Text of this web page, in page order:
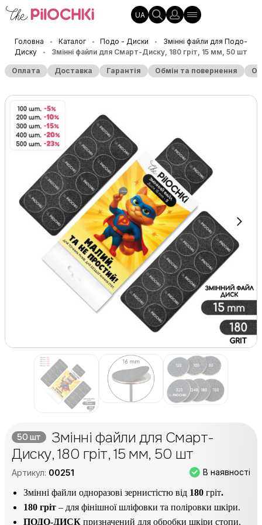
UA
Головна • Каталог • Подо - Диски •
Змінні файли для Подо-
Диску
• Змінні файли для Смарт-Диску, 180 гріт, 15 мм, 50 шт
Оплата Доставка Гарантія Обмін та повернення
50 шт
Змінні файли для Смарт-
Диску, 180 гріт, 15 мм, 50 шт
Артикул: 00251 В наявності
Змінні файли одноразові зернистістю від 180 гріт.
180 гріт – для фінішної шліфовки та поліровки шкіри.
ПОДО-ДИСК призначений для обробки шкіри стопи.